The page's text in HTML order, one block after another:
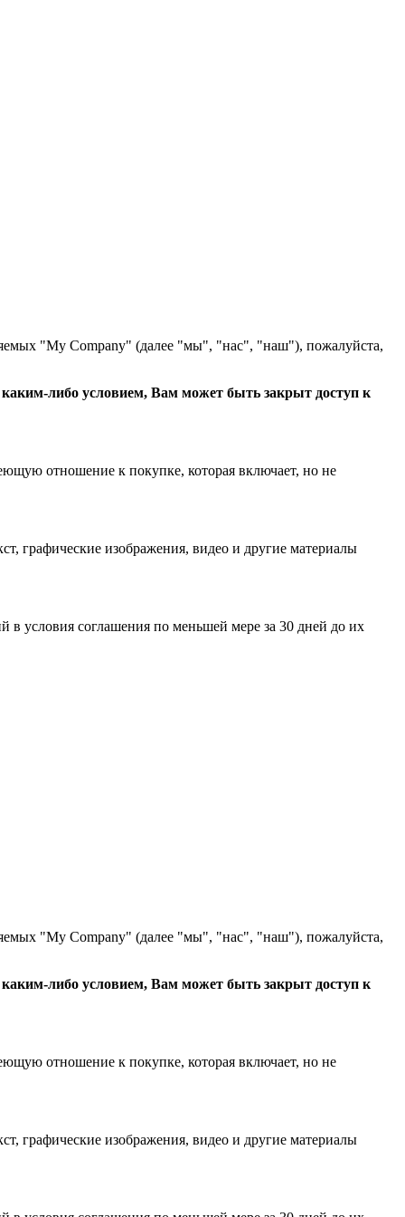
"My Company" (далее "мы", "нас", "наш"), пожалуйста,
либо условием, Вам может быть закрыт доступ к
отношение к покупке, которая включает, но не
графические изображения, видео и другие материалы
условия соглашения по меньшей мере за 30 дней до их
"My Company" (далее "мы", "нас", "наш"), пожалуйста,
либо условием, Вам может быть закрыт доступ к
отношение к покупке, которая включает, но не
графические изображения, видео и другие материалы